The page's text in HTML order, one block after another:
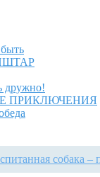
дружно!
ПРИКЛЮЧЕНИЯ
собака –